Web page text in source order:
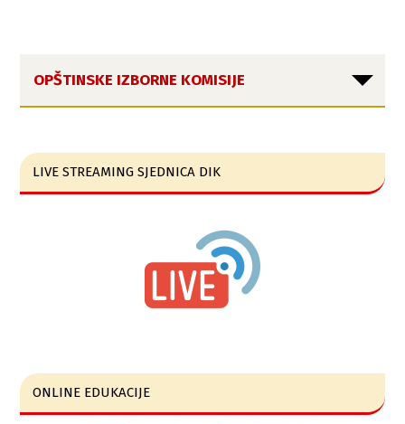
OPŠTINSKE IZBORNE KOMISIJE
LIVE STREAMING SJEDNICA DIK
ONLINE EDUKACIJE